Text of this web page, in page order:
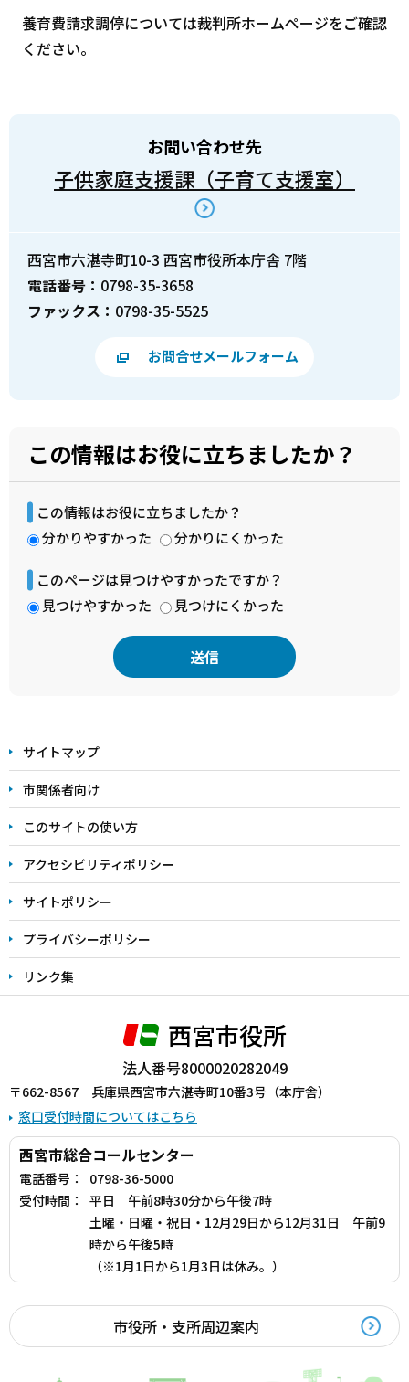
養育費請求調停については裁判所ホームページをご確認
ください。
お問い合わせ先
子供家庭支援課（子育て支援室）
西宮市六湛寺町10-3 西宮市役所本庁舎 7階
電話番号： 0798-35-3658
ファックス： 0798-35-5525
お問合せメールフォーム
この情報はお役に立ちましたか？
この情報はお役に立ちましたか？
分かりやすかった
分かりにくかった
このページは見つけやすかったですか？
見つけやすかった
見つけにくかった
文
こ
こ
ま
サイトマップ
市関係者向け
このサイトの使い方
アクセシビリティポリシー
サイトポリシー
プライバシーポリシー
リンク集
西宮市役所
法人番号8000020282049
〒662-8567 兵庫県西宮市六湛寺町10番3号（本庁舎）
窓口受付時間についてはこちら
西宮市総合コールセンター
電話番号：
0798-36-5000
受付時間：
平日 午前8時30分から午後7時
土曜・日曜・祝日・12月29日から12月31日 午前9
時から午後5時
（※1月1日から1月3日は休み。）
市役所・支所周辺案内